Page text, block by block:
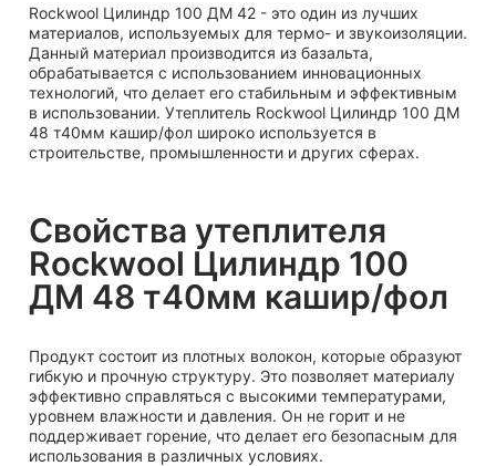
Rockwool Цилиндр 100 ДМ 42 - это один из лучших
материалов, используемых для термо- и звукоизоляции.
Данный материал производится из базальта,
обрабатывается с использованием инновационных
технологий, что делает его стабильным и эффективным
в использовании. Утеплитель Rockwool Цилиндр 100 ДМ
48 т40мм кашир/фол широко используется в
строительстве, промышленности и других сферах.
Свойства утеплителя
Rockwool Цилиндр 100
ДМ 48 т40мм кашир/фол
Продукт состоит из плотных волокон, которые образуют
гибкую и прочную структуру. Это позволяет материалу
эффективно справляться с высокими температурами,
уровнем влажности и давления. Он не горит и не
поддерживает горение, что делает его безопасным для
использования в различных условиях.